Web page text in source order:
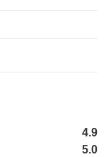
4.9
5.0